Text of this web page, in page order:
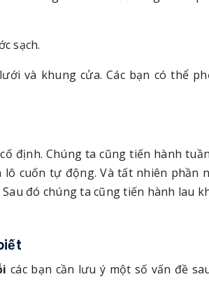
sạch.
và khung cửa. Các bạn có thể
định. Chúng ta cũng tiến hành
cuốn tự động. Và tất nhiên phần
đó chúng ta cũng tiến hành lau
các bạn cần lưu ý một số vấn đề